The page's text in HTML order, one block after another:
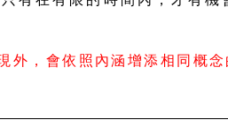
外，會依照內涵增添相同概